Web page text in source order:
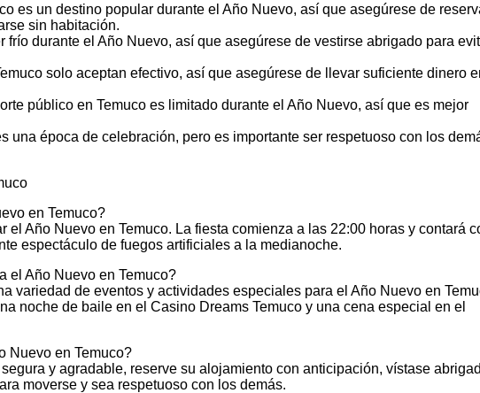
es un destino popular durante el Año Nuevo, así que asegúrese de
sin habitación.
durante el Año Nuevo, así que asegúrese de vestirse abrigado para
solo aceptan efectivo, así que asegúrese de llevar suficiente dinero
público en Temuco es limitado durante el Año Nuevo, así que es mejor
una época de celebración, pero es importante ser respetuoso con los
en Temuco?
el Año Nuevo en Temuco. La fiesta comienza a las 22:00 horas y contará
espectáculo de fuegos artificiales a la medianoche.
el Año Nuevo en Temuco?
variedad de eventos y actividades especiales para el Año Nuevo en
noche de baile en el Casino Dreams Temuco y una cena especial en el
Nuevo en Temuco?
y agradable, reserve su alojamiento con anticipación, vístase
moverse y sea respetuoso con los demás.